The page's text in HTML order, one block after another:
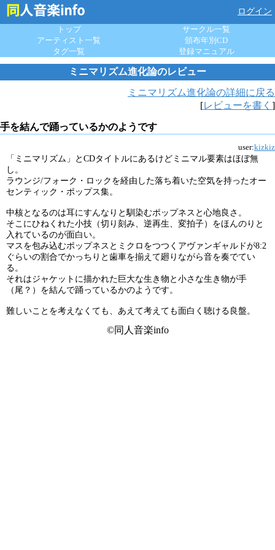
ログイン
トップ
サークル一覧
アーティスト一覧
頒布年別CD
タグ一覧
登録マニュアル
ミニマリズム進化論のレビュー
ミニマリズム進化論の詳細に戻る
[レビューを書く ]
手を結んで踊っているかのようです
user:kizkiz
「ミニマリズム」とCDタイトルにあるけどミニマル要素はほぼ無
し。
ラウンジ/フォーク・ロックを経由した落ち着いた空気を持ったオー
センティック・ポップス集。
中核となるのは耳にすんなりと馴染むポップネスと心地良さ。
そこにひねくれた小技（切り刻み、逆再生、変拍子）をほんのりと
入れているのが面白い。
マスを包み込むポップネスとミクロをつつくアヴァンギャルドが8:2
ぐらいの割合でかっちりと歯車を揃えて廻りながら音を奏でてい
る。
それはジャケットに描かれた巨大な生き物と小さな生き物が手
（尾？）を結んで踊っているかのようです。
難しいことを考えなくても、あえて考えても面白く聴ける良盤。
©同人音楽info